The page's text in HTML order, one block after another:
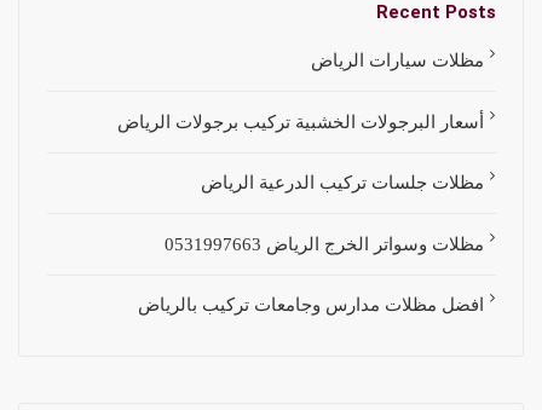
Recent Posts
مظلات سيارات الرياض
أسعار البرجولات الخشبية تركيب برجولات الرياض
مظلات جلسات تركيب الدرعية الرياض
مظلات وسواتر الخرج الرياض 0531997663
افضل مظلات مدارس وجامعات تركيب بالرياض